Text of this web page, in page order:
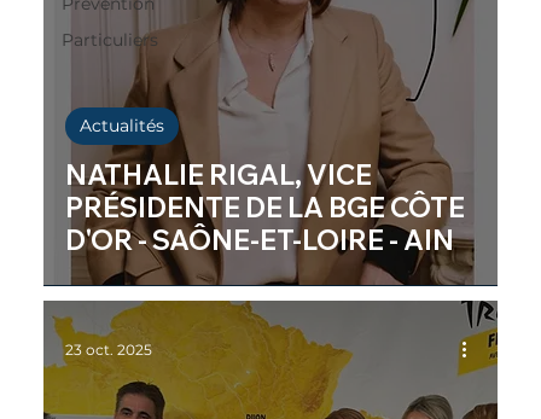
Particuliers
NATHALIE RIGAL, VICE
PRÉSIDENTE DE LA BGE CÔTE
D'OR - SAÔNE-ET-LOIRE - AIN
Actualités
23 oct. 2025